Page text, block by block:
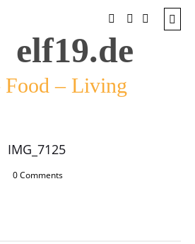
– Living
IMG_7125
0 Comments